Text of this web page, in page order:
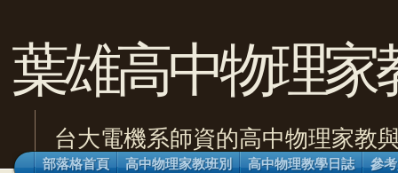
葉雄高中物理家
台大電機系師資的高中物理家教
部落格首頁 高中物理家教班別 高中物理教學日誌 參